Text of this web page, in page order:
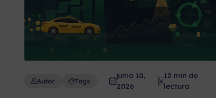
Autor Tags
junio 10,
2026
12 min de
lectura